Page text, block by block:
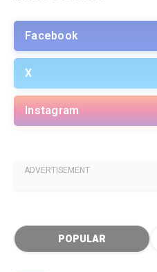
Facebook
X
Instagram
ADVERTISEMENT
POPULAR